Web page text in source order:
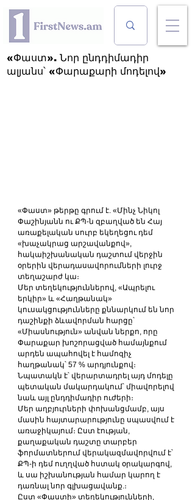
«Փաստ». Նոր ընդդիմադիր
ալյանս՝ «Փարաքարի մոդելով»
«Փաստ» թերթը գրում է. «Մինչ Նիկոլ
Փաշինյանն ու ՔՊ-ն զբաղված են Հայ
առաքելական սուրբ եկեղեցու դեմ
«խաչակրաց արշավանքով»,
հակաիշխանական դաշտում վերջին
օրերին վերադասավորումների լուրջ
տեղաշարժ կա։
Մեր տեղեկություններով, «Ապրելու
երկիր» և «Հաղթանակ»
կուսակցությունները քննարկում են նոր
դաշինքի ձևավորման հարցը՝
«Միասնություն» անվան ներքո, որը
Փարաքար խոշորացված համայնքում
արդեն ապահովել է համոզիչ
հաղթանակ՝ 57 % արդյունքով։
Նպատակն է՝ վերարտադրել այդ մոդելը
պետական մակարդակում՝ միավորելով
նաև այլ ընդդիմադիր ուժերի։
Մեր աղբյուրների փոխանցմամբ, այս
մասին հայտարարությունը սպասվում է
առաջիկայում։ Ըստ էության,
քաղաքական դաշտը տարբեր
ֆորմատներում վերակազմավորվում է՝
ՔՊ-ի դեմ ուղղված հստակ օրակարգով,
և սա իշխանության համար կարող է
դառնալ նոր գլխացավանք.։
Ըստ «Փաստի» տեղեկությունների,